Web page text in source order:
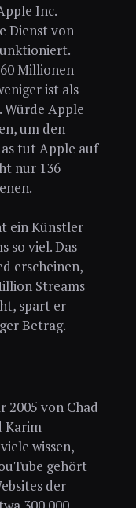
Inc.
Dienst von
Millionen
ist als
Apple
um den
tut Apple auf
nur 136
ein Künstler
so viel. Das
erscheinen,
Streams
spart er
Betrag.
2005 von Chad
Karim
wissen,
gehört
der